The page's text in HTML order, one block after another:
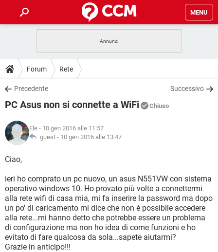
MENU
INTRATTENIMENTO
iOS
INSTAGRAM WHATSAPP
TIKTOK
HARDWARE
GUIDE
COVID-19
INSTAGRAM
TIKTOK
HARDWARE
DOWNLOAD
COVID-19 GAMING
INTRATTENIMENTO
iOS WINDOWS 10
INSTAGRAM
HARDWARE
COVID-19
INTRATTENIMENTO
iOS
INSTAGRAM WHATSAPP
TIKTOK FACEBOOK
HARDWARE
GLOSSARIO
COVID-19
iOS WINDOWS 10
INSTAGRAM WHATSAPP
TIKTOK FACEBOOK
HARDWARE
Forum Rete
Precedente Successivo
PC Asus non si connette a WiFi Chiuso
Ele - 10 gen 2016 alle 11:57
guest - 10 gen 2016 alle 13:47
Ciao,
ieri ho comprato un pc nuovo, un asus N551VW con sistema
operativo windows 10. Ho provato più volte a connettermi
alla rete wifi di casa mia, mi fa inserire la password ma dopo
un po' di caricamento mi dice che non è possibile accedere
alla rete...mi hanno detto che potrebbe essere un problema
di configurazione ma non ho idea di come funzioni e ho
evitato di fare qualcosa da sola...sapete aiutarmi?
Grazie in anticipo!!!